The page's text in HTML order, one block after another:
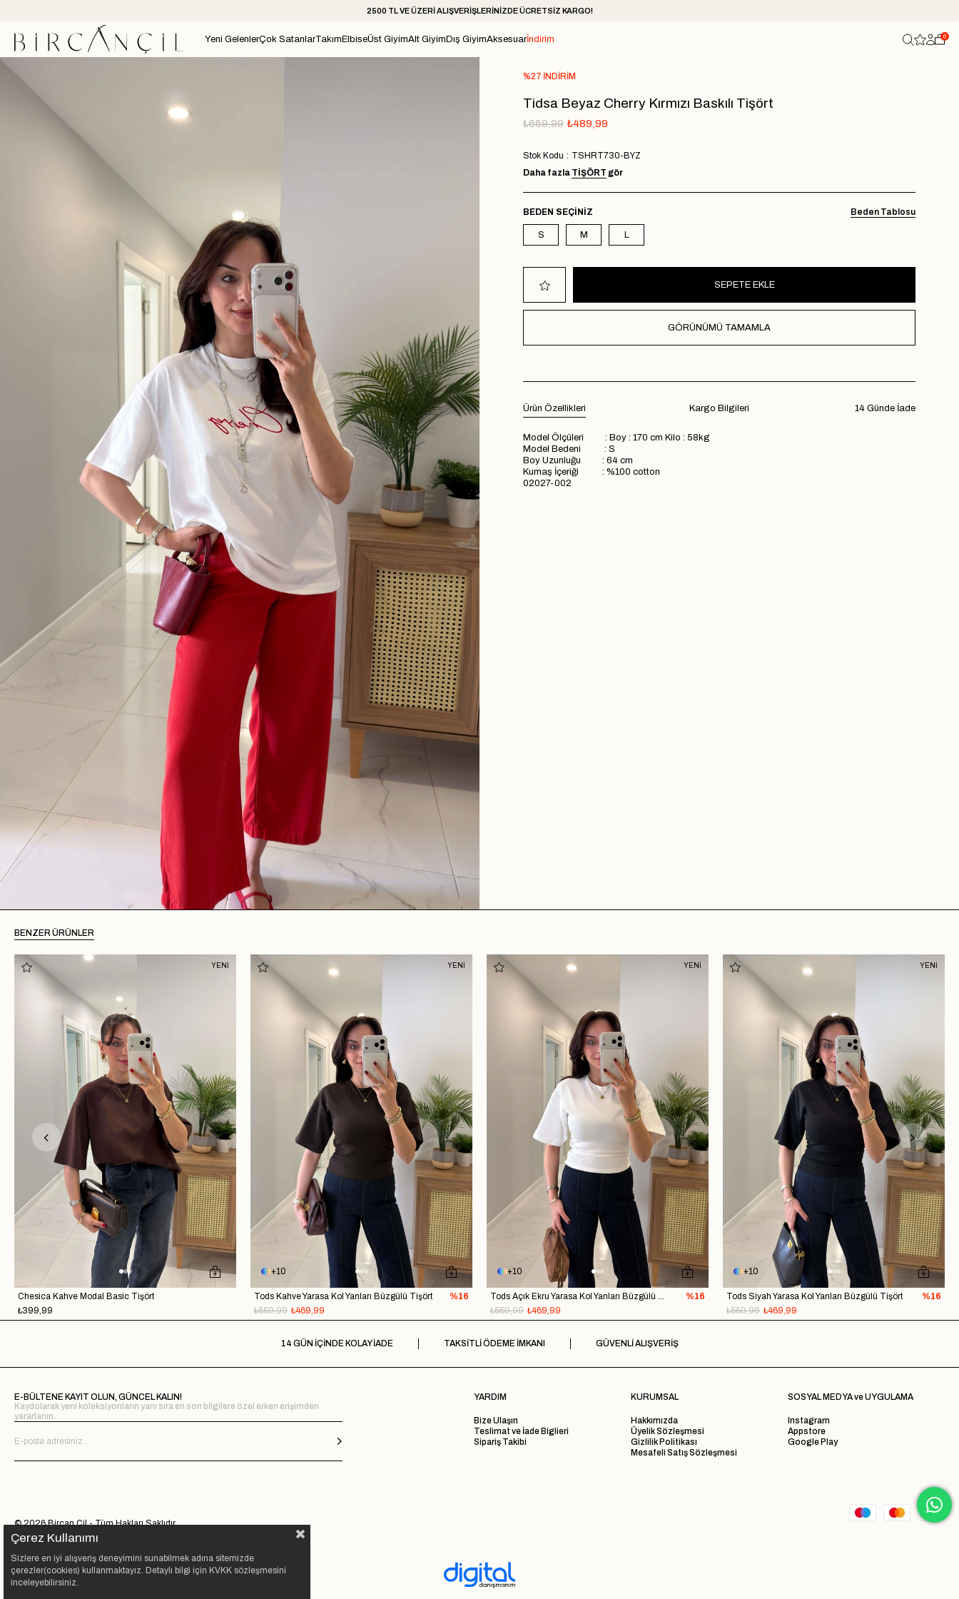
2500 TL VE ÜZERİ ALIŞVERİŞLERİNİZDE ÜCRETSİZ KARGO!
Yeni GelenlerÇok SatanlarTakım ElbiseÜst GiyimAlt Giyim Dış GiyimAksesuarİndirim 0
%27 İNDIRIM
Tidsa Beyaz Cherry Kırmızı Baskılı Tişört
₺669,99 ₺489,99
Stok Kodu
TSHRT730-BYZ
Daha fazla TIŞÖRT gör
Beden Tablosu
BEDEN
S M L
GÖRÜNÜMÜ TAMAMLA
Ürün Özellikleri 14 Günde İade
Kargo Bilgileri
Model Ölçüleri : Boy : 170 cm Kilo : 58kg
Model Bedeni : S
Boy Uzunluğu : 64 cm
Kumaş İçeriği : %100 cotton
02027-002
BENZER ÜRÜNLER
Chesica Kahve Modal Basic Tişört
₺399,99
YENİ
10
Tods Kahve Yarasa Kol Yanları Büzgülü Tişört
₺469,99
₺559,99
%16
YENİ
10
Tods Açık Ekru Yarasa Kol Yanları Büzgülü Tişört
₺469,99
₺559,99
%16
YENİ
10
Tods Siyah Yarasa Kol Yanları Büzgülü Tişört
₺469,99
₺559,99
%16
YENİ
14 GÜN İÇİNDE KOLAY İADE TAKSİTLİ ÖDEME İMKANI GÜVENLİ ALIŞVERİŞ
E-BÜLTENE KAYIT OLUN, GÜNCEL KALIN!
Kaydolarak yeni koleksiyonların yanı sıra en son bilgilere özel erken erişimden
yararlanın.
YARDIM
Bize Ulaşın
Teslimat ve İade Biglieri
Sipariş Takibi
KURUMSAL
Hakkımızda
Üyelik Sözleşmesi
Gizlilik Politikası
Mesafeli Satış Sözleşmesi
SOSYAL MEDYA ve UYGULAMA
Instagram
Appstore
Google Play
© 2026 Bircan Çil - Tüm Hakları Saklıdır.
Çerez Kullanımı
Sizlere en iyi alışveriş deneyimini sunabilmek adına sitemizde
çerezler(cookies) kullanmaktayız. Detaylı bilgi için KVKK sözleşmesini
inceleyebilirsiniz.